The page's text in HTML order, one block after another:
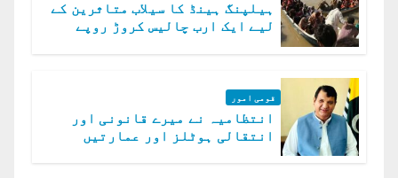
ہیلپنگ ہینڈ کا سیلاب متاثرین کے
لیے ایک ارب چالیس کروڑ روپے
قومی امور
انتظامیہ نے میرے قانونی اور
انتقالی ہوٹلز اور عمارتیں